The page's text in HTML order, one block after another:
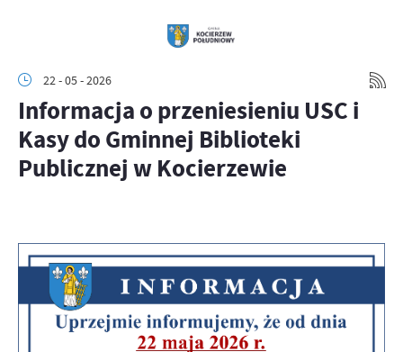
22 - 05 - 2026
Informacja o przeniesieniu USC i
Kasy do Gminnej Biblioteki
Publicznej w Kocierzewie